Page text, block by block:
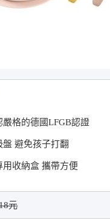
嚴格的德國LFGB認證
盤 避免孩子打翻
用收納盒 攜帶方便
元